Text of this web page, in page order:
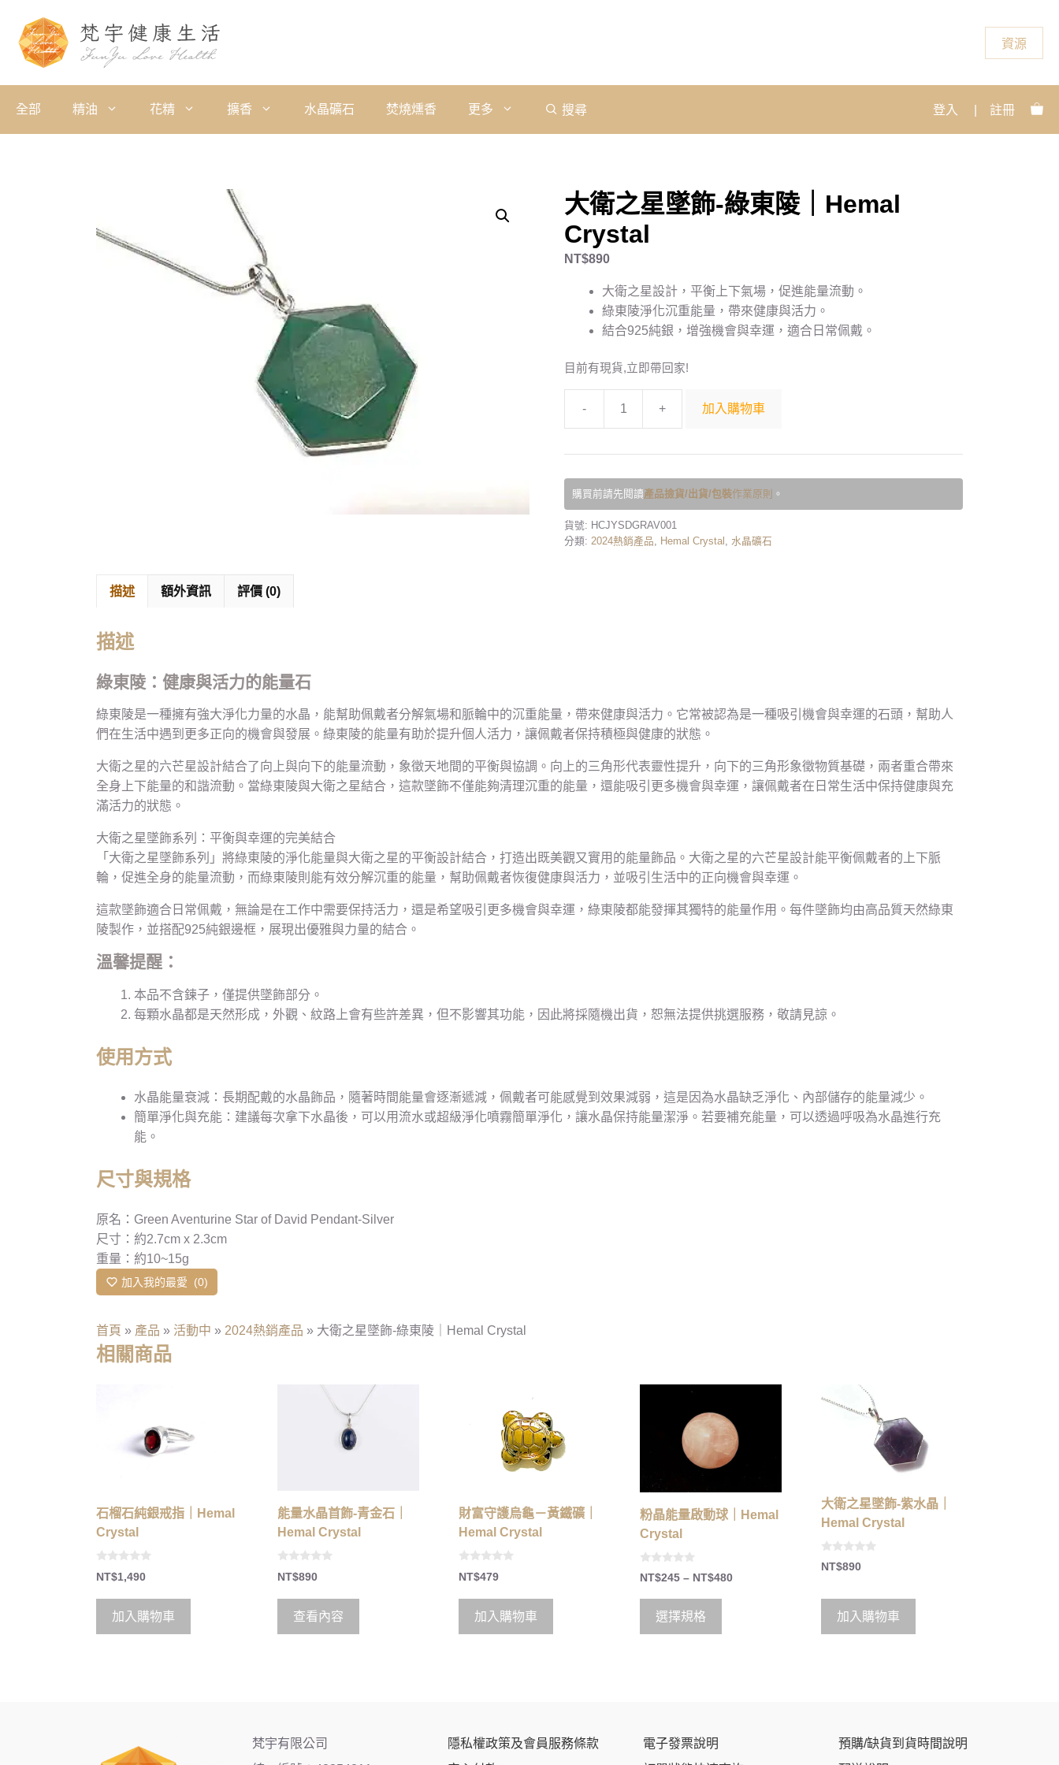
資源
全部 精油 花精 擴香 水晶礦石 焚燒燻香 更多 搜尋 登入 註冊
大衛之星墜飾-綠東陵｜Hemal
Crystal
NT$890
大衛之星設計，平衡上下氣場，促進能量流動。
綠東陵淨化沉重能量，帶來健康與活力。
結合925純銀，增強機會與幸運，適合日常佩戴。
目前有現貨,立即帶回家!
- + 加入購物車
購買前請先閱讀產品撿貨/出貨/包裝作業原則 。
貨號: HCJYSDGRAV001
分類: 2024熱銷產品 Hemal Crystal 水晶礦石
描述 額外資訊 評價 (0)
描述
綠東陵：健康與活力的能量石
綠東陵是一種擁有強大淨化力量的水晶，能幫助佩戴者分解氣場和脈輪中的沉重能量，帶來健康與活力。它常被認為是一種吸引機會與幸運的石頭，幫助人
們在生活中遇到更多正向的機會與發展。綠東陵的能量有助於提升個人活力，讓佩戴者保持積極與健康的狀態。
大衛之星的六芒星設計結合了向上與向下的能量流動，象徵天地間的平衡與協調。向上的三角形代表靈性提升，向下的三角形象徵物質基礎，兩者重合帶來
全身上下能量的和諧流動。當綠東陵與大衛之星結合，這款墜飾不僅能夠清理沉重的能量，還能吸引更多機會與幸運，讓佩戴者在日常生活中保持健康與充
滿活力的狀態。
大衛之星墜飾系列：平衡與幸運的完美結合
「大衛之星墜飾系列」將綠東陵的淨化能量與大衛之星的平衡設計結合，打造出既美觀又實用的能量飾品。大衛之星的六芒星設計能平衡佩戴者的上下脈
輪，促進全身的能量流動，而綠東陵則能有效分解沉重的能量，幫助佩戴者恢復健康與活力，並吸引生活中的正向機會與幸運。
這款墜飾適合日常佩戴，無論是在工作中需要保持活力，還是希望吸引更多機會與幸運，綠東陵都能發揮其獨特的能量作用。每件墜飾均由高品質天然綠東
陵製作，並搭配925純銀邊框，展現出優雅與力量的結合。
溫馨提醒：
本品不含鍊子，僅提供墜飾部分。
每顆水晶都是天然形成，外觀、紋路上會有些許差異，但不影響其功能，因此將採隨機出貨，恕無法提供挑選服務，敬請見諒。
使用方式
水晶能量衰減：長期配戴的水晶飾品，隨著時間能量會逐漸遞減，佩戴者可能感覺到效果減弱，這是因為水晶缺乏淨化、內部儲存的能量減少。
簡單淨化與充能：建議每次拿下水晶後，可以用流水或超級淨化噴霧簡單淨化，讓水晶保持能量潔淨。若要補充能量，可以透過呼吸為水晶進行充
能。
尺寸與規格
原名：Green Aventurine Star of David Pendant-Silver
尺寸：約2.7cm x 2.3cm
重量：約10~15g
加入我的最愛 0
首頁 » 產品 » 活動中 » 2024熱銷產品 » 大衛之星墜飾-綠東陵｜Hemal Crystal
相關商品
石榴石純銀戒指｜Hemal
Crystal
0
o
t
5
NT$1,490
加入購物車
能量水晶首飾-青金石｜
Hemal Crystal
0
o
t
5
NT$890
查看內容
財富守護烏龜－黃鐵礦｜
Hemal Crystal
0
o
t
5
NT$479
加入購物車
粉晶能量啟動球｜Hemal
Crystal
0
o
5
NT$245 – NT$480
選擇規格
大衛之星墜飾-紫水晶｜
Hemal Crystal
0
o
o
NT$890
加入購物車
梵宇有限公司
隱私權政策及會員服務條款
電子發票說明
預購/缺貨到貨時間說明